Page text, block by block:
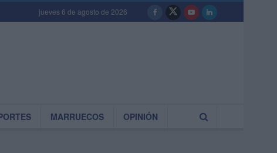
jueves 6 de agosto de 2026
MARRUECOS OPINIÓN